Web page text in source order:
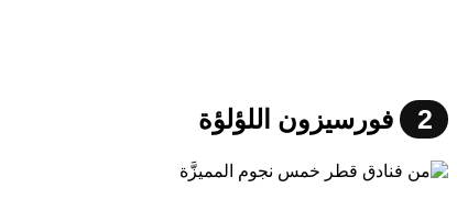
2 فورسيزون اللؤلؤة